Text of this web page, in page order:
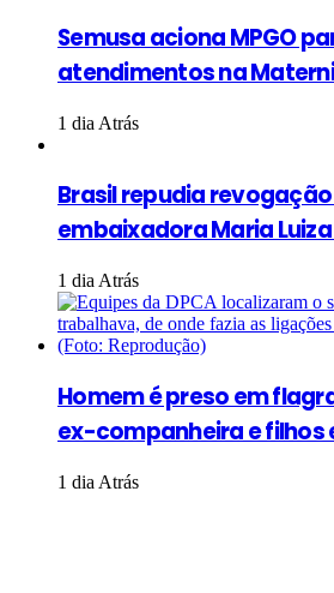
Semusa aciona MPGO
atendimentos na
1 dia Atrás
Brasil repudia
embaixadora Maria
1 dia Atrás
Homem é preso em
ex-companheira e filhos
1 dia Atrás